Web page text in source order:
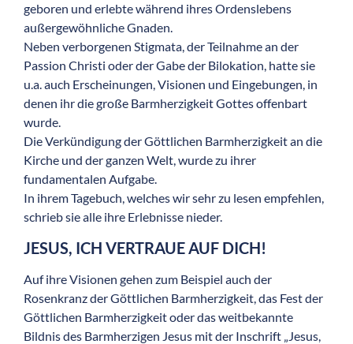
geboren und erlebte während ihres Ordenslebens
außergewöhnliche Gnaden.
Neben verborgenen Stigmata, der Teilnahme an der
Passion Christi oder der Gabe der Bilokation, hatte sie
u.a. auch Erscheinungen, Visionen und Eingebungen, in
denen ihr die große Barmherzigkeit Gottes offenbart
wurde.
Die Verkündigung der Göttlichen Barmherzigkeit an die
Kirche und der ganzen Welt, wurde zu ihrer
fundamentalen Aufgabe.
In ihrem Tagebuch, welches wir sehr zu lesen empfehlen,
schrieb sie alle ihre Erlebnisse nieder.
JESUS, ICH VERTRAUE AUF DICH!
Auf ihre Visionen gehen zum Beispiel auch der
Rosenkranz der Göttlichen Barmherzigkeit, das Fest der
Göttlichen Barmherzigkeit oder das weitbekannte
Bildnis des Barmherzigen Jesus mit der Inschrift „Jesus,